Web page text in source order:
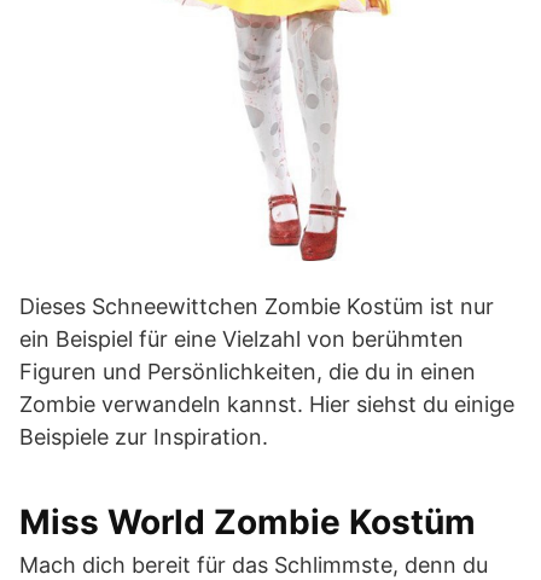
Dieses Schneewittchen Zombie Kostüm ist nur
ein Beispiel für eine Vielzahl von berühmten
Figuren und Persönlichkeiten, die du in einen
Zombie verwandeln kannst. Hier siehst du einige
Beispiele zur Inspiration.
Miss World Zombie Kostüm
Mach dich bereit für das Schlimmste, denn du